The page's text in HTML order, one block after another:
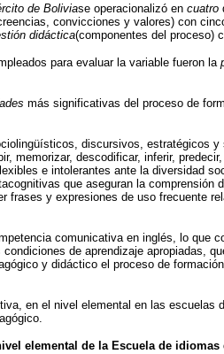
de Boliviase operacionalizó en cuatro
convicciones y valores) con
didáctica(componentes del proceso)
para evaluar la variable fueron la
más significativas del proceso de
discursivos, estratégicos y
memorizar, descodificar, inferir,
e intolerantes ante la diversidad
que aseguran la comprensión
y expresiones de uso frecuente
comunicativa en inglés, lo que
de aprendizaje apropiadas,
y didáctico el proceso de
en el nivel elemental en las escuelas
elemental de la Escuela de